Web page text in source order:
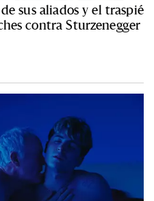
sus aliados y el traspié
contra Sturzenegger